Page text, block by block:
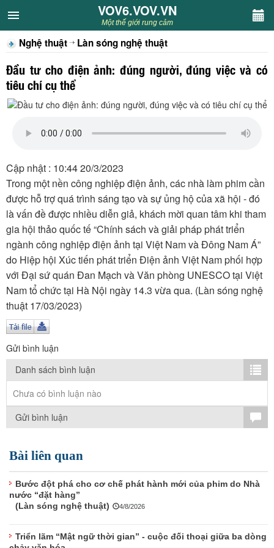
VOV6.VOV.VN
CHUYÊN MỤC
Khách VOV6
Văn học
Sân khấu
Thiếu nhi
Kết nối VOV6
TÌM KIẾM
Vận hành bởi QI Corp
VOV6.VOV.VN
Một thế giới rung cảm
Nghệ thuật Làn sóng nghệ thuật
Đầu tư cho điện ảnh: đúng người, đúng việc và có
tiêu chí cụ thể
Cập nhật : 10:44 20/3/2023
Trong một nền công nghiệp điện ảnh, các nhà làm phim cần
được hỗ trợ quá trình sáng tạo và sự ủng hộ của xã hội - đó
là vấn đề được nhiều diễn giả, khách mời quan tâm khi tham
gia hội thảo quốc tế “Chính sách và giải pháp phát triển
ngành công nghiệp điện ảnh tại Việt Nam và Đông Nam Á”
do Hiệp hội Xúc tiến phát triển Điện ảnh Việt Nam phối hợp
với Đại sứ quán Đan Mạch và Văn phòng UNESCO tại Việt
Nam tổ chức tại Hà Nội ngày 14.3 vừa qua. (Làn sóng nghệ
thuật 17/03/2023)
Gửi bình luận
Danh sách bình luận
Chưa có bình luận nào
Gửi bình luận
Bài liên quan
Bước đột phá cho cơ chế phát hành mới của phim do Nhà
nước “đặt hàng”
(Làn sóng nghệ thuật)
4/8/2026
Triển lãm “Mật ngữ thời gian” - cuộc đối thoại giữa ba dòng